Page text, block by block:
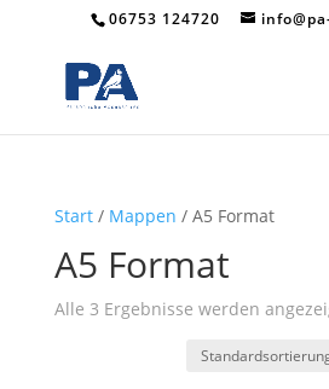
06753 124720
Start/ Mappen / A5 Format
A5 Format
Alle 3 Ergebnisse werden